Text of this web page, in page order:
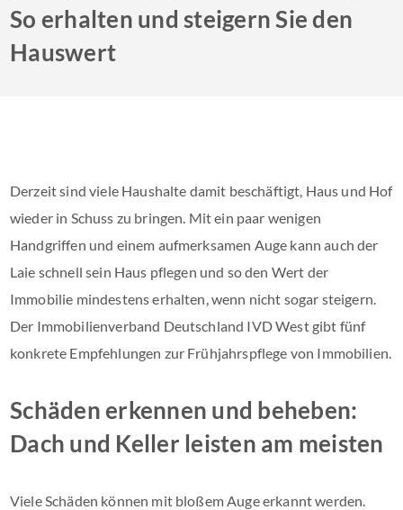
So erhalten und steigern Sie den
Hauswert
Derzeit sind viele Haushalte damit beschäftigt, Haus und Hof
wieder in Schuss zu bringen. Mit ein paar wenigen
Handgriffen und einem aufmerksamen Auge kann auch der
Laie schnell sein Haus pflegen und so den Wert der
Immobilie mindestens erhalten, wenn nicht sogar steigern.
Der Immobilienverband Deutschland IVD West gibt fünf
konkrete Empfehlungen zur Frühjahrspflege von Immobilien.
Schäden erkennen und beheben:
Dach und Keller leisten am meisten
Viele Schäden können mit bloßem Auge erkannt werden.